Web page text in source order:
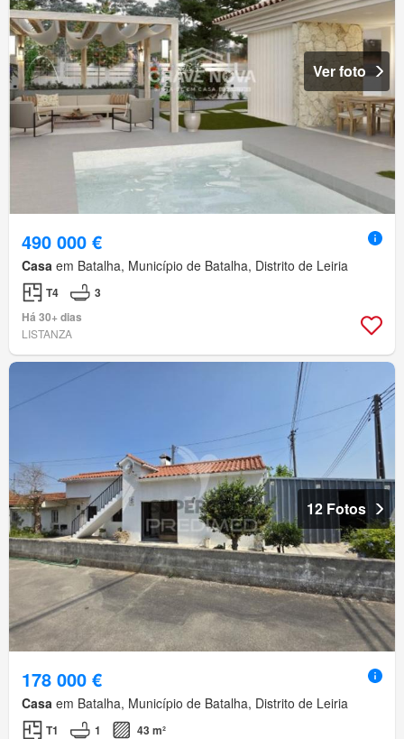
Ver foto
490 000 €
Casa em Batalha, Município de Batalha, Distrito de Leiria
T4
3
Há 30+ dias
LISTANZA
12 Fotos
178 000 €
Casa em Batalha, Município de Batalha, Distrito de Leiria
T1 1
43 m²